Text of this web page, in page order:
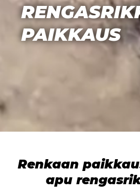
PAIKKAUS
Renkaan
apu